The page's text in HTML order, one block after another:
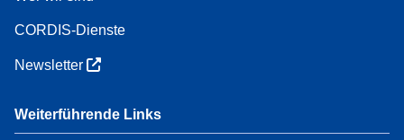
CORDIS-Dienste
Newsletter
Weiterführende Links